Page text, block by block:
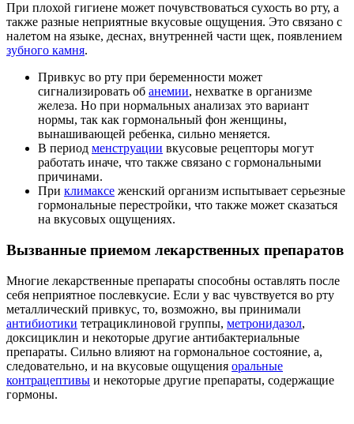
При плохой гигиене может почувствоваться сухость во рту, а
также разные неприятные вкусовые ощущения. Это связано с
налетом на языке, деснах, внутренней части щек, появлением
зубного камня.
Привкус во рту при беременности может
сигнализировать об анемии, нехватке в организме
железа. Но при нормальных анализах это вариант
нормы, так как гормональный фон женщины,
вынашивающей ребенка, сильно меняется.
В период менструации вкусовые рецепторы могут
работать иначе, что также связано с гормональными
причинами.
При климаксе женский организм испытывает серьезные
гормональные перестройки, что также может сказаться
на вкусовых ощущениях.
Вызванные приемом лекарственных препаратов
Многие лекарственные препараты способны оставлять после
себя неприятное послевкусие. Если у вас чувствуется во рту
металлический привкус, то, возможно, вы принимали
антибиотики тетрациклиновой группы, метронидазол,
доксициклин и некоторые другие антибактериальные
препараты. Сильно влияют на гормональное состояние, а,
следовательно, и на вкусовые ощущения оральные
контрацептивы и некоторые другие препараты, содержащие
гормоны.